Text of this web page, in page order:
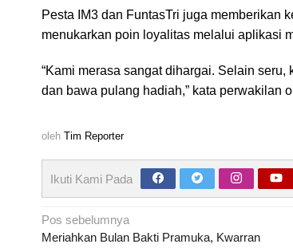
Pesta IM3 dan FuntasTri juga memberikan
menukarkan poin loyalitas melalui aplikasi
“Kami merasa sangat dihargai. Selain
dan bawa pulang hadiah,” kata perwakilan
oleh Tim Reporter
Ikuti Kami Pada
Navigasi
Pos sebelumnya
Meriahkan Bulan Bakti Pramuka, Kwarran